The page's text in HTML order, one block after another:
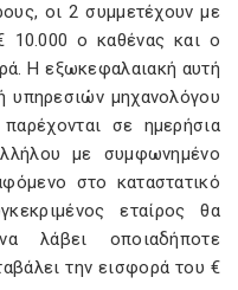
οι 2 συμμετέχουν με
10.000 ο καθένας και ο
Η εξωκεφαλαιακή αυτή
υπηρεσιών μηχανολόγου
σε ημερήσια
με συμφωνημένο
στο καταστατικό
εταίρος θα
λάβει οποιαδήποτε
την εισφορά του €